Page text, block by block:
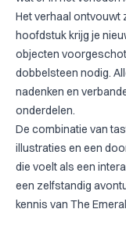
Het verhaal ontvouwt
hoofdstuk krijg je
objecten
dobbelsteen nodig.
nadenken en
onderdelen.
De combinatie van
illustraties en een
die voelt als een
een zelfstandig
kennis van The